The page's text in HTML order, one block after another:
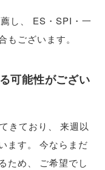
し
ES・SPI・一
もございます。
可能性がござい
きており
来週以
ます。
今ならまだ
ため
ご希望でし